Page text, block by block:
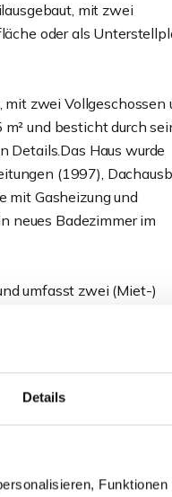
Details
mit zwei
oder als
zwei Vollgeschossen
und besticht durch
Details.Das Haus wurde
(1997),
mit Gasheizung und
neues Badezimmer im
umfasst zwei (Miet-)
Ausbaureserven
Kombination aus
oder als